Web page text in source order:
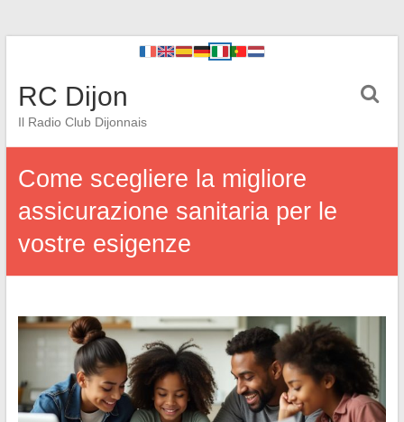
RC Dijon
Il Radio Club Dijonnais
Come scegliere la migliore
assicurazione sanitaria per le
vostre esigenze